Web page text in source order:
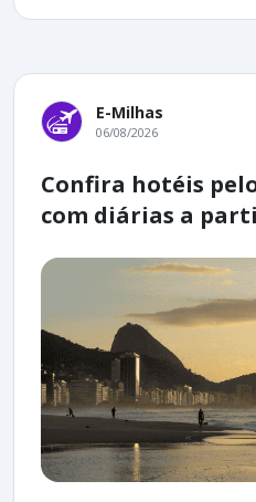
E-Milhas
06/08/2026
Confira hotéis
com diárias a